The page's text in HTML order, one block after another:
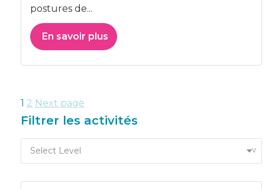
postures de...
En savoir plus
Pagination
des
publications
PAGE
1 PAGE
2 Next page
Filtrer les activités